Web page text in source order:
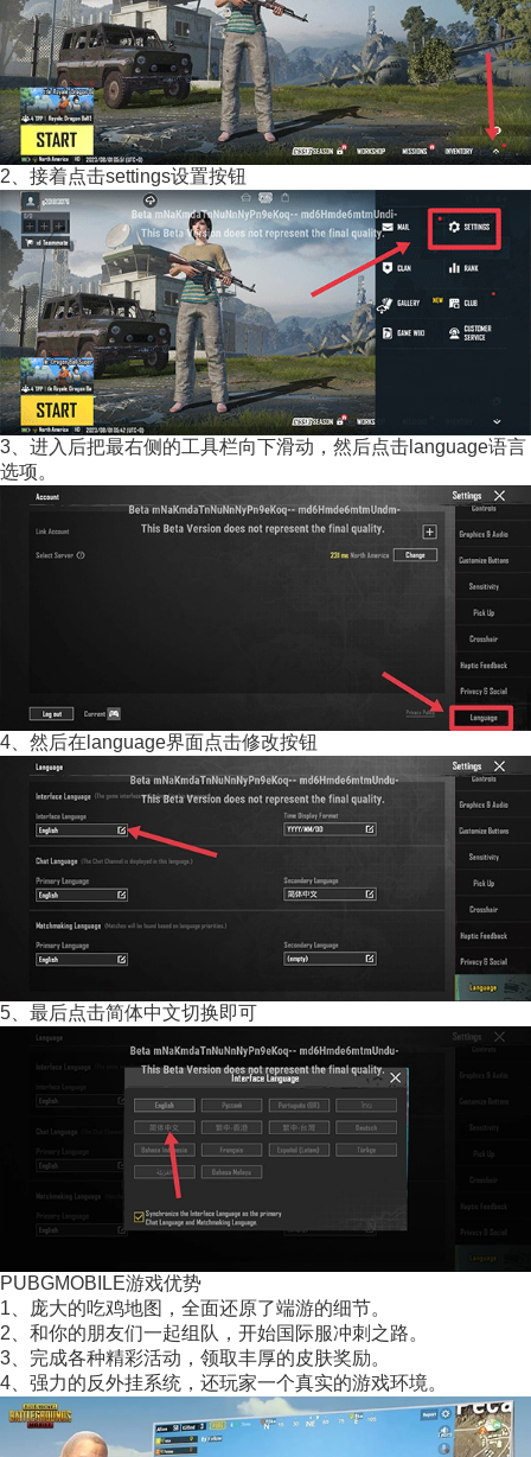
2、接着点击settings设置按钮
3、进入后把最右侧的工具栏向下滑动，然后点击language语言
选项。
4、然后在language界面点击修改按钮
5、最后点击简体中文切换即可
PUBGMOBILE游戏优势
1、庞大的吃鸡地图，全面还原了端游的细节。
2、和你的朋友们一起组队，开始国际服冲刺之路。
3、完成各种精彩活动，领取丰厚的皮肤奖励。
4、强力的反外挂系统，还玩家一个真实的游戏环境。